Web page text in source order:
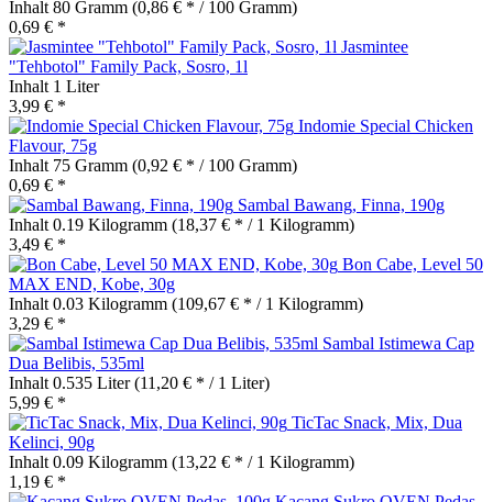
Inhalt 80 Gramm (0,86 € * / 100 Gramm)
0,69 € *
Jasmintee
"Tehbotol" Family Pack, Sosro, 1l
Inhalt 1 Liter
3,99 € *
Indomie Special Chicken
Flavour, 75g
Inhalt 75 Gramm (0,92 € * / 100 Gramm)
0,69 € *
Sambal Bawang, Finna, 190g
Inhalt 0.19 Kilogramm (18,37 € * / 1 Kilogramm)
3,49 € *
Bon Cabe, Level 50
MAX END, Kobe, 30g
Inhalt 0.03 Kilogramm (109,67 € * / 1 Kilogramm)
3,29 € *
Sambal Istimewa Cap
Dua Belibis, 535ml
Inhalt 0.535 Liter(11,20 € * / 1 Liter)
5,99 € *
TicTac Snack, Mix, Dua
Kelinci, 90g
Inhalt 0.09 Kilogramm (13,22 € * / 1 Kilogramm)
1,19 € *